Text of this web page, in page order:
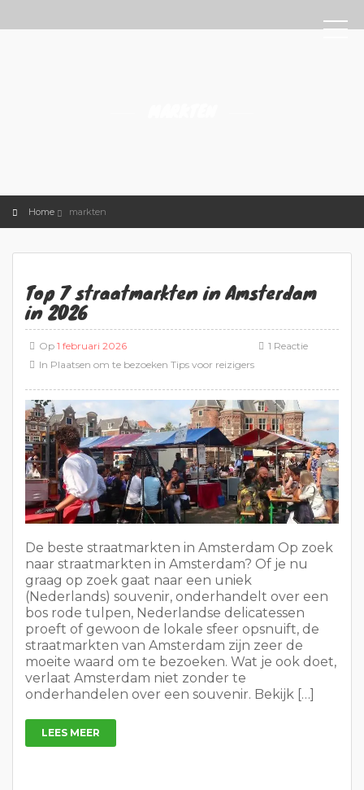
Home markten
Top 7 straatmarkten in Amsterdam
in 2026
Op 1 februari 2026
In Plaatsen om te bezoeken Tips voor reizigers
1 Reactie
De beste straatmarkten in Amsterdam Op zoek
naar straatmarkten in Amsterdam? Of je nu
graag op zoek gaat naar een uniek
(Nederlands) souvenir, onderhandelt over een
bos rode tulpen, Nederlandse delicatessen
proeft of gewoon de lokale sfeer opsnuift, de
straatmarkten van Amsterdam zijn zeer de
moeite waard om te bezoeken. Wat je ook doet,
verlaat Amsterdam niet zonder te
onderhandelen over een souvenir. Bekijk […]
LEES MEER